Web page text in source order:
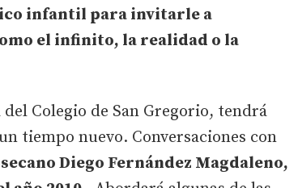
infantil para invitarle a
el infinito, la realidad o la
Colegio de San Gregorio, tendrá
tiempo nuevo. Conversaciones con
Diego Fernández Magdaleno,